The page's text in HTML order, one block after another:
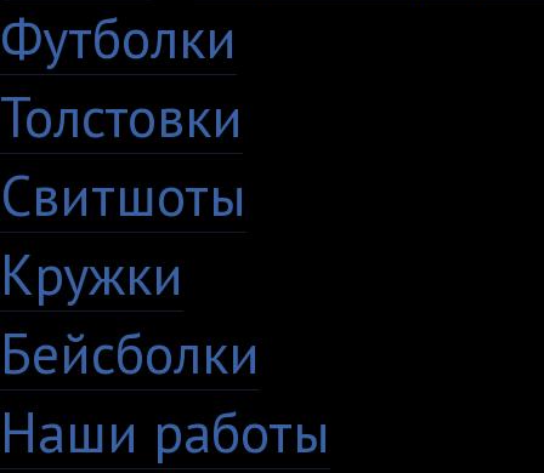
Футболки
Толстовки
Свитшоты
Кружки
Бейсболки
Наши работы